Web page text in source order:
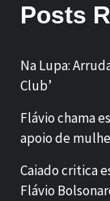
Posts
Na Lupa:
Club’
Flávio chama
apoio de
Caiado critica
Flávio